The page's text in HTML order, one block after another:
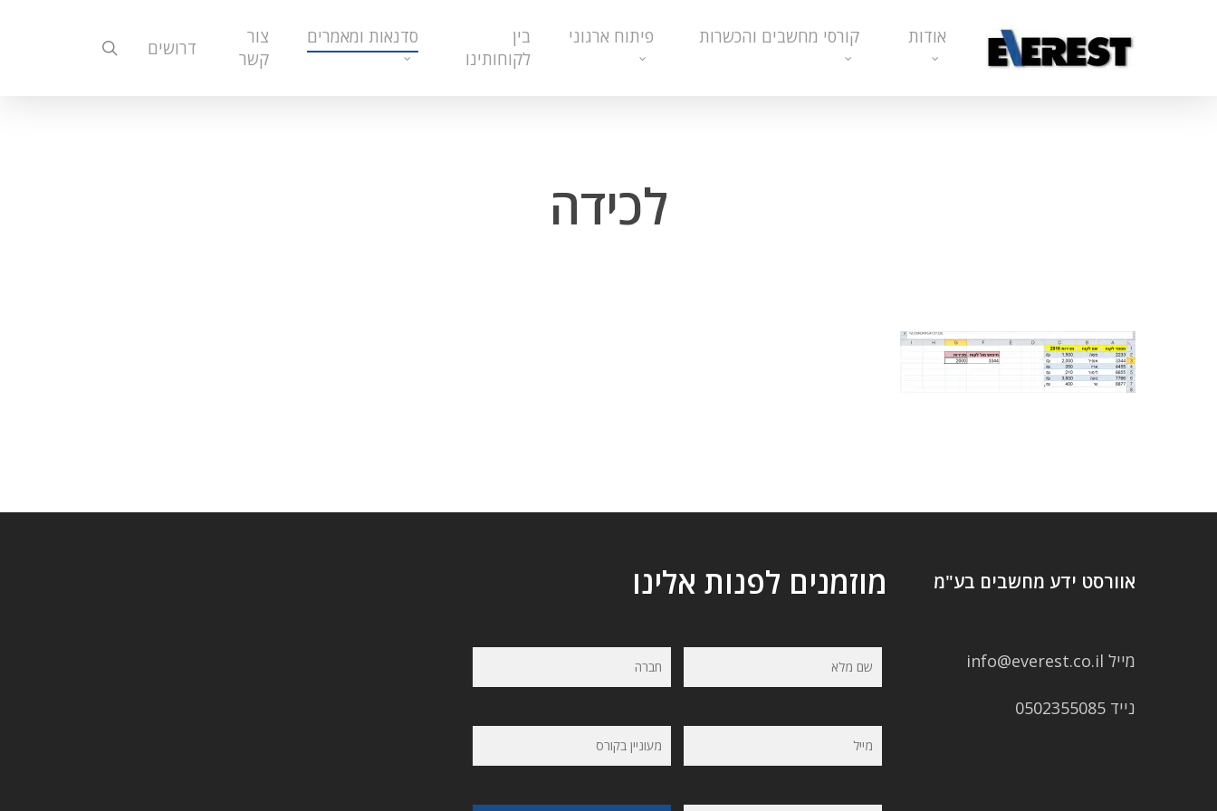
אודות קורסי מחשבים והכשרות פיתוח ארגוני
בין
לקוחותינו
סדנאות ומאמרים
צור
קשר
דרושים
לכידה
אוורסט ידע מחשבים בע"מ
מייל info@everest.co.il
נייד 0502355085
מוזמנים לפנות אלינו